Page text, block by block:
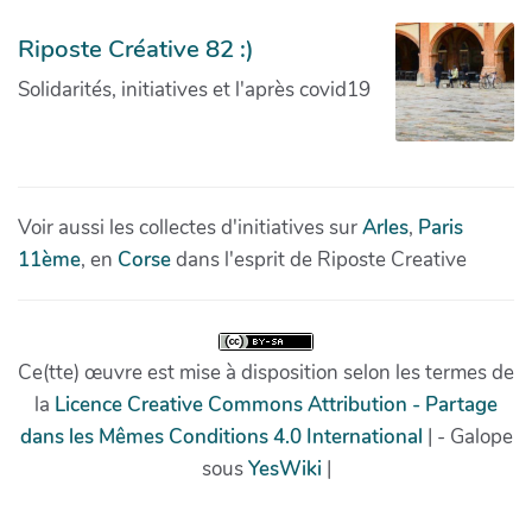
Riposte Créative 82 :)
Solidarités, initiatives et l'après covid19
Voir aussi les collectes d'initiatives surArles, Paris
11ème, en Corsedans l'esprit de Riposte Creative
Ce(tte) œuvre est mise à disposition selon les termes de
la Licence Creative Commons Attribution - Partage
dans les Mêmes Conditions 4.0 International | - Galope
sousYesWiki |